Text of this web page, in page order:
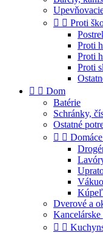
  Proti
Proti
Proti
Proti
  Dom
Batérie
Schránky,
Ostatné
 
Dverové a
 